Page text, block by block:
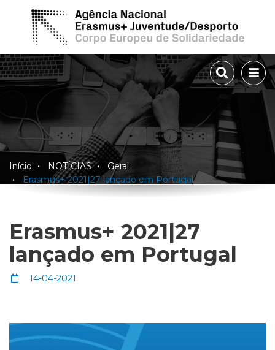
TOGGLE
Início NOTÍCIAS
Geral
Erasmus+ 2021|27 lançado em Portugal
Erasmus+ 2021|27
lançado em Portugal
14-04-2021